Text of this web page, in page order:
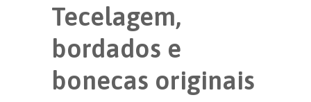
Tecelagem,
bordados e
bonecas originais